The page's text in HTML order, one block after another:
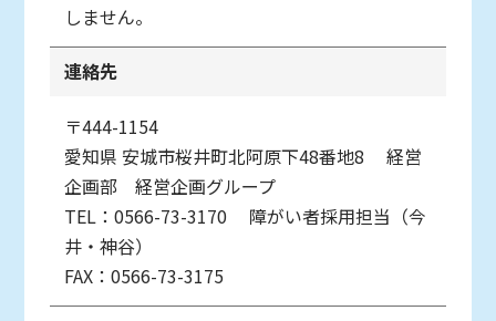
しません。
連絡先
〒444-1154
愛知県 安城市桜井町北阿原下48番地8
経営
企画部 経営企画グループ
TEL：0566-73-3170
障がい者採用担当（今
井・神谷）
FAX：0566-73-3175